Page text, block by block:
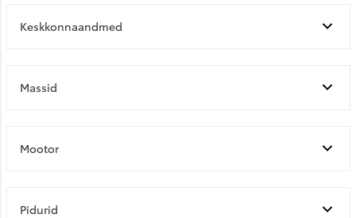
Keskkonnaandmed
Massid
Mootor
Pidurid